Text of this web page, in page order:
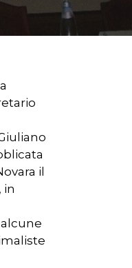
il
in